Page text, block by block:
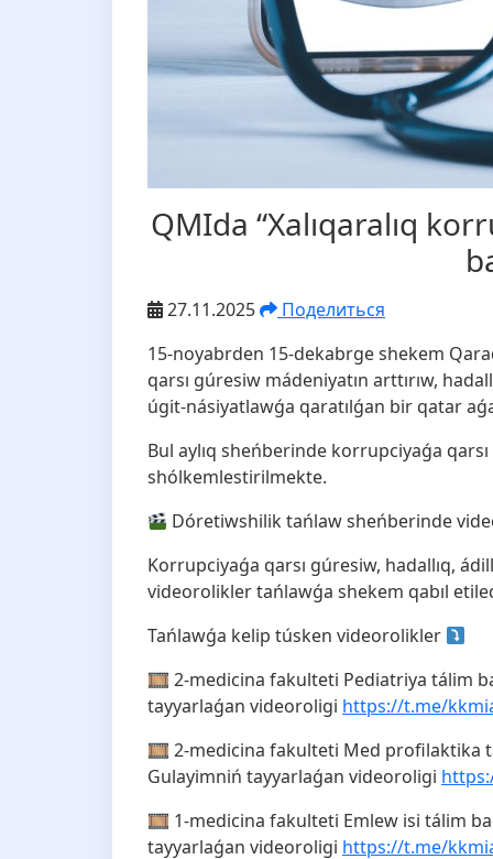
️QMIda “Xalıqaralıq
27.11.2025
Поделиться
15-noyabrden 15-dekabrge shekem
qarsı gúresiw mádeniyatın arttırıw,
úgit-násiyatlawǵa qaratılǵan bir qatar
Bul aylıq sheńberinde korrupciyaǵa
shólkemlestirilmekte.
Dóretiwshilik tańlaw sheńberinde
Korrupciyaǵa qarsı gúresiw, hadallıq,
videorolikler tańlawǵa shekem qabıl
Tańlawǵa kelip túsken videorolikler
🎞 2-medicina fakulteti Pediatriya tálim
tayyarlaǵan videoroligi https://t.me/
🎞 2-medicina fakulteti Med profilaktika
Gulayimniń tayyarlaǵan videoroligi
🎞 1-medicina fakulteti Emlew isi tálim
tayyarlaǵan videoroligi https://t.me/